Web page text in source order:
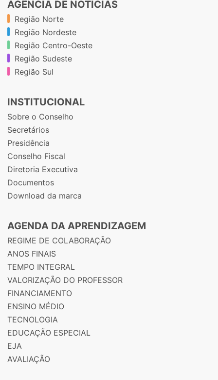
AGÊNCIA DE NOTÍCIAS
Região Norte
Região Nordeste
Região Centro-Oeste
Região Sudeste
Região Sul
INSTITUCIONAL
Sobre o Conselho
Secretários
Presidência
Conselho Fiscal
Diretoria Executiva
Documentos
Download da marca
AGENDA DA APRENDIZAGEM
REGIME DE COLABORAÇÃO
ANOS FINAIS
TEMPO INTEGRAL
VALORIZAÇÃO DO PROFESSOR
FINANCIAMENTO
ENSINO MÉDIO
TECNOLOGIA
EDUCAÇÃO ESPECIAL
EJA
AVALIAÇÃO